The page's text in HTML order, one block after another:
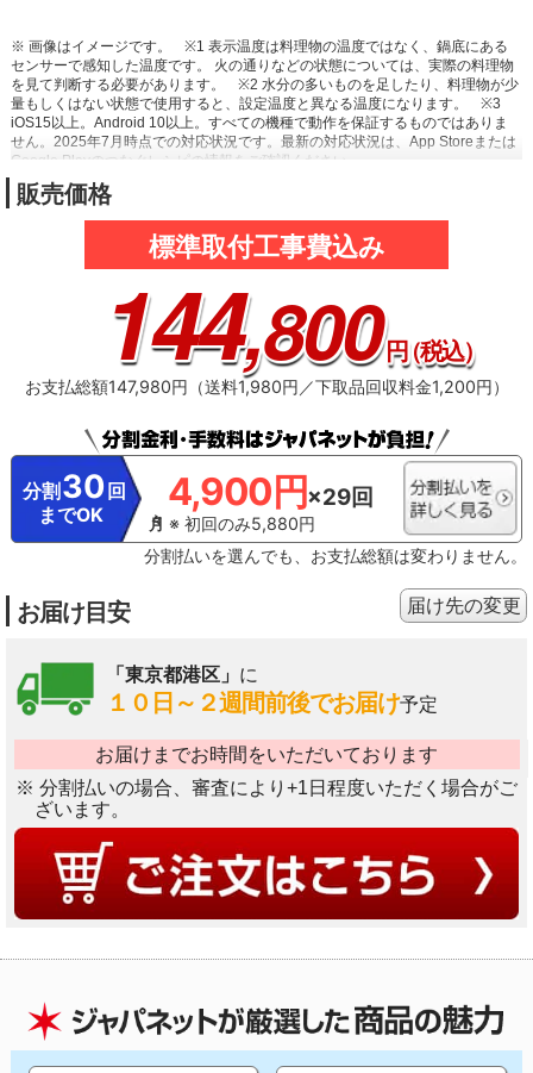
※ 画像はイメージです。
※1 表示温度は料理物の温度ではなく、鍋底にある
センサーで感知した温度です。 火の通りなどの状態については、実際の料理物
を見て判断する必要があります。
※2 水分の多いものを足したり、料理物が少
量もしくはない状態で使用すると、設定温度と異なる温度になります。
※3
iOS15以上。Android 10以上。すべての機種で動作を保証するものではありま
せん。2025年7月時点での対応状況です。最新の対応状況は、App Storeまたは
Google Playのつなぐレシピの情報をご確認ください。
販売価格
標準取付工事費込み
144,800円（税込）
お支払総額147,980円（送料1,980円／下取品回収料金1,200円）
分割 30 回
までOK
4,900円×29回
※ 初回のみ5,880円
分割払いを選んでも、お支払総額は変わりません。
お届け目安
「東京都港区」 に
１０日～２週間前後でお届け予定
お届けまでお時間をいただいております
※ 分割払いの場合、審査により+1日程度いただく場合がご
ざいます。
届け先の変更